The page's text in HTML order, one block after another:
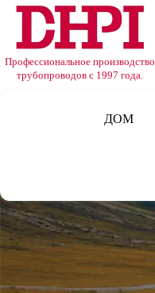
Профессиональное производство
трубопроводов с 1997 года.
ДОМ